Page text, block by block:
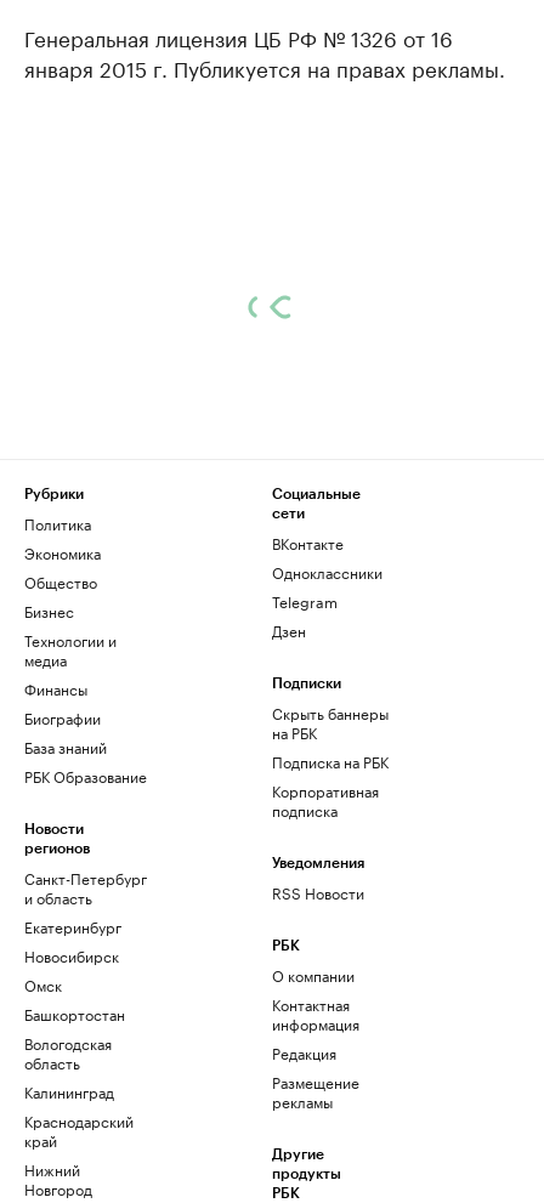
Генеральная лицензия ЦБ РФ № 1326 от 16
января 2015 г. Публикуется на правах рекламы.
Рубрики
Политика
Экономика
Общество
Бизнес
Технологии и
медиа
Финансы
Биографии
База знаний
РБК Образование
Новости
регионов
Санкт-Петербург
и область
Екатеринбург
Новосибирск
Омск
Башкортостан
Вологодская
область
Калининград
Краснодарский
край
Нижний
Новгород
Социальные
сети
ВКонтакте
Одноклассники
Telegram
Дзен
Подписки
Скрыть баннеры
на РБК
Подписка на РБК
Корпоративная
подписка
Уведомления
RSS Новости
РБК
О компании
Контактная
информация
Редакция
Размещение
рекламы
Другие
продукты
РБК